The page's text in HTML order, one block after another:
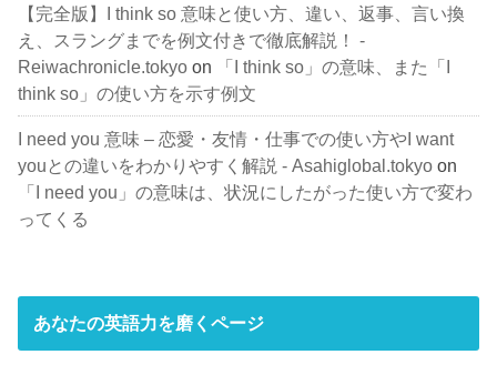
【完全版】I think so 意味と使い方、違い、返事、言い換
え、スラングまでを例文付きで徹底解説！ -
Reiwachronicle.tokyo on
「I think so」の意味、また「I
think so」の使い方を示す例文
I need you 意味 – 恋愛・友情・仕事での使い方やI want
youとの違いをわかりやすく解説 - Asahiglobal.tokyo on
「I need you」の意味は、状況にしたがった使い方で変わ
ってくる
あなたの英語力を磨くページ